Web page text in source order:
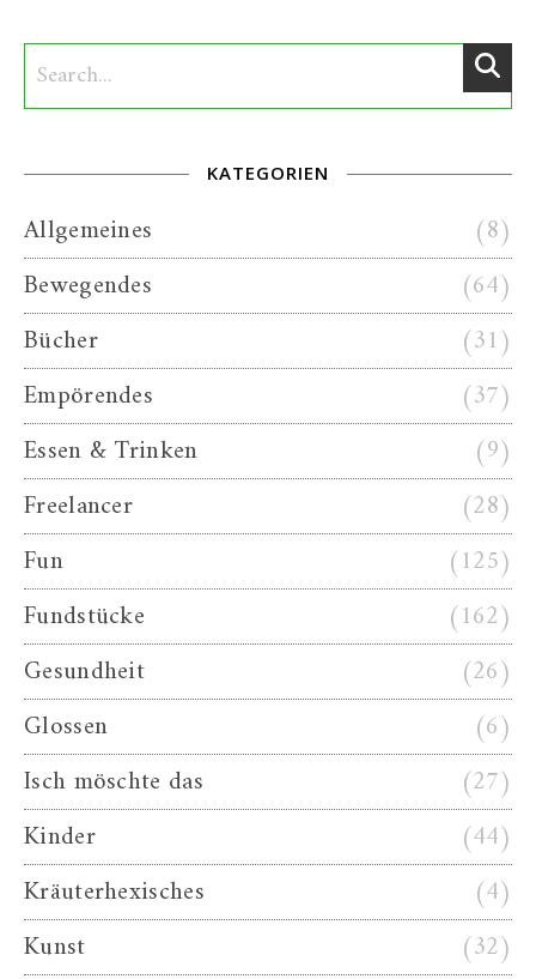
KATEGORIEN
Allgemeines
(8)
Bewegendes
(64)
Bücher
(31)
Empörendes
(37)
Essen & Trinken
(9)
Freelancer
(28)
Fun
(125)
Fundstücke
(162)
Gesundheit
(26)
Glossen
(6)
Isch möschte das
(27)
Kinder
(44)
Kräuterhexisches
(4)
Kunst
(32)